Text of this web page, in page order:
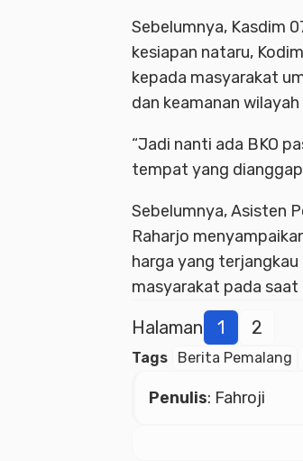
Sebelumnya, Kasdim
kesiapan nataru,
kepada masyarakat
dan keamanan
“Jadi nanti ada BKO
tempat yang
Sebelumnya, Asisten
Raharjo
harga yang
masyarakat pada saat
Halaman 1 2
Tags Berita Pemalang
Penulis: Fahroji